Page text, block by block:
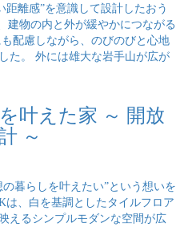
離感”を意識して設計したおう
物の内と外が緩やかにつながる
配慮しながら、のびのびと心地
た。 外には雄大な岩手山が広が
叶えた家 ～ 開放
～
暮らしを叶えたい”という想いを
、白を基調としたタイルフロア
えるシンプルモダンな空間が広